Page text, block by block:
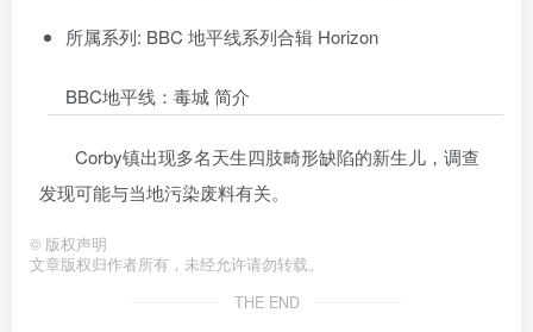
所属系列: BBC 地平线系列合辑 Horizon
BBC地平线：毒城 简介
Corby镇出现多名天生四肢畸形缺陷的新生儿，调查
发现可能与当地污染废料有关。
© 版权声明
文章版权归作者所有，未经允许请勿转载。
THE END